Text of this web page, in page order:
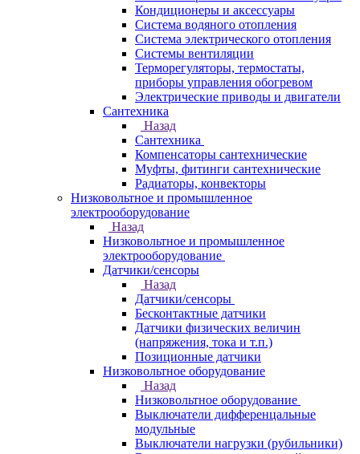
Кондиционеры и аксессуары
Система водяного отопления
Система электрического отопления
Системы вентиляции
Терморегуляторы, термостаты,
приборы управления обогревом
Электрические приводы и двигатели
Сантехника
Назад
Сантехника
Компенсаторы сантехнические
Муфты, фитинги сантехнические
Радиаторы, конвекторы
Низковольтное и промышленное
электрооборудование
Назад
Низковольтное и промышленное
электрооборудование
Датчики/сенсоры
Назад
Датчики/сенсоры
Бесконтактные датчики
Датчики физических величин
(напряжения, тока и т.п.)
Позиционные датчики
Низковольтное оборудование
Назад
Низковольтное оборудование
Выключатели дифференцальные
модульные
Выключатели нагрузки (рубильники)